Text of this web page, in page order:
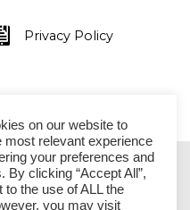
Privacy Policy
SÃO PAULO
on our website to
most relevant experience
your preferences and
By clicking “Accept All”,
to the use of ALL the
you may visit